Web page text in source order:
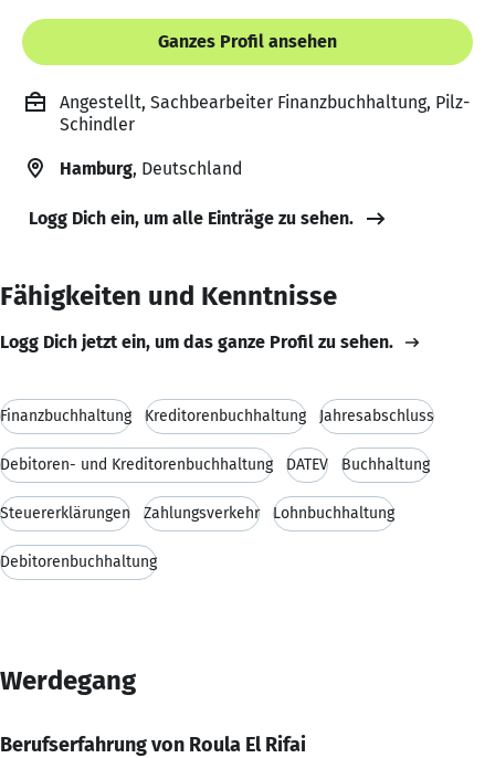
Ganzes Profil ansehen
Angestellt, Sachbearbeiter Finanzbuchhaltung, Pilz-
Schindler
Hamburg, Deutschland
Logg Dich ein, um alle Einträge zu sehen.
Fähigkeiten und Kenntnisse
Logg Dich jetzt ein, um das ganze Profil zu sehen.
Finanzbuchhaltung Kreditorenbuchhaltung Jahresabschluss
Debitoren- und Kreditorenbuchhaltung DATEV Buchhaltung
Steuererklärungen Zahlungsverkehr Lohnbuchhaltung
Debitorenbuchhaltung
Werdegang
Berufserfahrung von Roula El Rifai